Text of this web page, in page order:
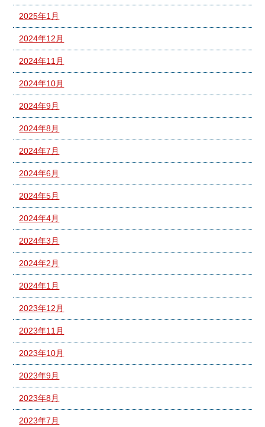
2025年1月
2024年12月
2024年11月
2024年10月
2024年9月
2024年8月
2024年7月
2024年6月
2024年5月
2024年4月
2024年3月
2024年2月
2024年1月
2023年12月
2023年11月
2023年10月
2023年9月
2023年8月
2023年7月